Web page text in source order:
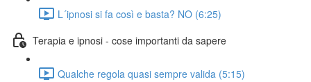
L´ipnosi si fa così e basta? NO (6:25)
Terapia e ipnosi - cose importanti da sapere
Qualche regola quasi sempre valida (5:15)